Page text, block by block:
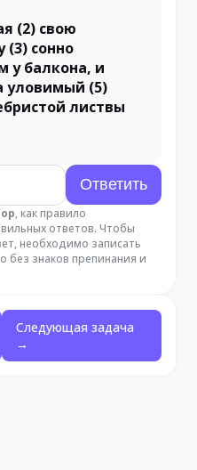
(2) свою
(3) сонно
у балкона, и
уловимый (5)
листвы
, как правило
ответов. Чтобы
необходимо записать
без знаков препинания и
Следующая задача
→